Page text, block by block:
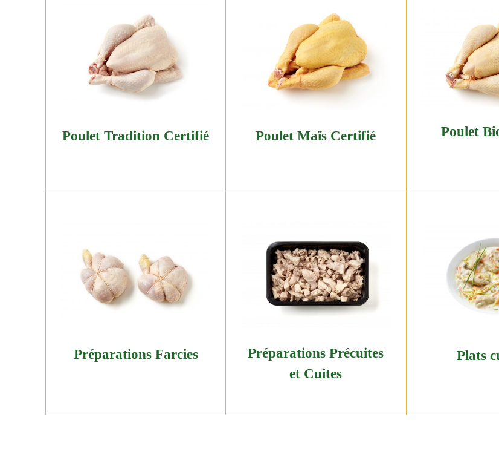
Poulet Tradition Certifié Poulet Maïs Certifié Poulet
Préparations Farcies
Préparations Précuites
et Cuites
Plats